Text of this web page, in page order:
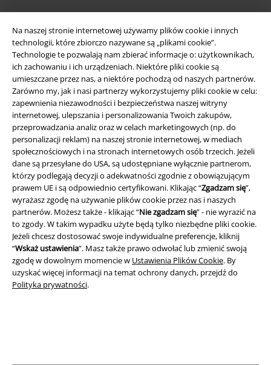
Na naszej stronie internetowej używamy plików cookie i innych
technologii, które zbiorczo nazywane są „plikami cookie”.
Technologie te pozwalają nam zbierać informacje o: użytkownikach,
ich zachowaniu i ich urządzeniach. Niektóre pliki cookie są
umieszczane przez nas, a niektóre pochodzą od naszych partnerów.
Zarówno my, jak i nasi partnerzy wykorzystujemy pliki cookie w celu:
zapewnienia niezawodności i bezpieczeństwa naszej witryny
internetowej, ulepszania i personalizowania Twoich zakupów,
przeprowadzania analiz oraz w celach marketingowych (np. do
personalizacji reklam) na naszej stronie internetowej, w mediach
społecznościowych i na stronach internetowych osób trzecich. Jeżeli
dane są przesyłane do USA, są udostępniane wyłącznie partnerom,
którzy podlegają decyzji o adekwatności zgodnie z obowiązującym
prawem UE i są odpowiednio certyfikowani. Klikając “Zgadzam się”,
wyrażasz zgodę na używanie plików cookie przez nas i naszych
partnerów. Możesz także - klikając “Nie zgadzam się” - nie wyrazić na
to zgody. W takim wypadku użyte będą tylko niezbędne pliki cookie.
Jeżeli chcesz dostosować swoje indywidualne preferencje, kliknij
“Wskaż ustawienia”. Masz także prawo odwołać lub zmienić swoją
zgodę w dowolnym momencie w Ustawienia Plików Cookie. By
uzyskać więcej informacji na temat ochrony danych, przejdź do
Polityka prywatności.
Informacje prawne
Regulamin
Dane firmy
Polityka prywatności
Unieszkodliwianie odpadów i ochrona środowiska
Deklaracja Zgodności
Informacje dotyczące dostępności